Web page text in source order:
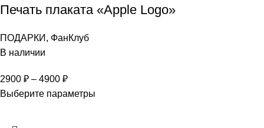
Печать плаката «Apple Logo»
ПОДАРКИ , ФанКлуб
В наличии
2900 ₽ – 4900 ₽
Выберите параметры